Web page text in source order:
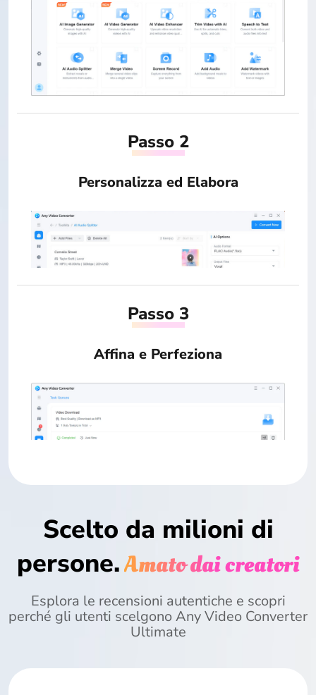
Passo 2
Personalizza ed Elabora
Passo 3
Affina e Perfeziona
Scelto da milioni di
persone.Amato dai creatori
Esplora le recensioni autentiche e scopri
perché gli utenti scelgono Any Video Converter
Ultimate